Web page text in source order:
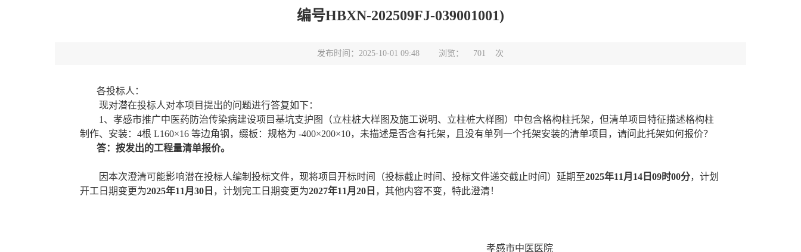
编号HBXN-202509FJ-039001001)
发布时间：2025-10-01 09:48 浏览： 701 次
各投标人：
现对潜在投标人对本项目提出的问题进行答复如下：
1、孝感市推广中医药防治传染病建设项目基坑支护图（立柱桩大样图及施工说明、立柱桩大样图）中包含格构柱托架，但清单项目特征描述格构柱
制作、安装：4根 L160×16 等边角钢，缀板：规格为 -400×200×10，未描述是否含有托架，且没有单列一个托架安装的清单项目，请问此托架如何报价？
答：按发出的工程量清单报价。
因本次澄清可能影响潜在投标人编制投标文件，现将项目开标时间（投标截止时间、投标文件递交截止时间）延期至2025年11月14日09时00分，计划
开工日期变更为2025年11月30日 ，计划完工日期变更为2027年11月20日 ， 其他内容不变，特此澄清！
孝感市中医医院